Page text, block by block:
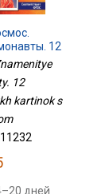
12
12
kartinok s
дней